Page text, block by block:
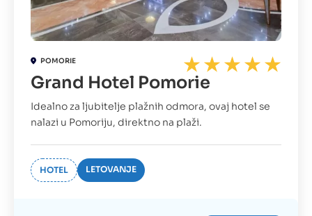
POMORIE
Grand Hotel Pomorie
Idealno za ljubitelje plažnih odmora, ovaj hotel se
nalazi u Pomoriju, direktno na plaži.
HOTEL LETOVANJE